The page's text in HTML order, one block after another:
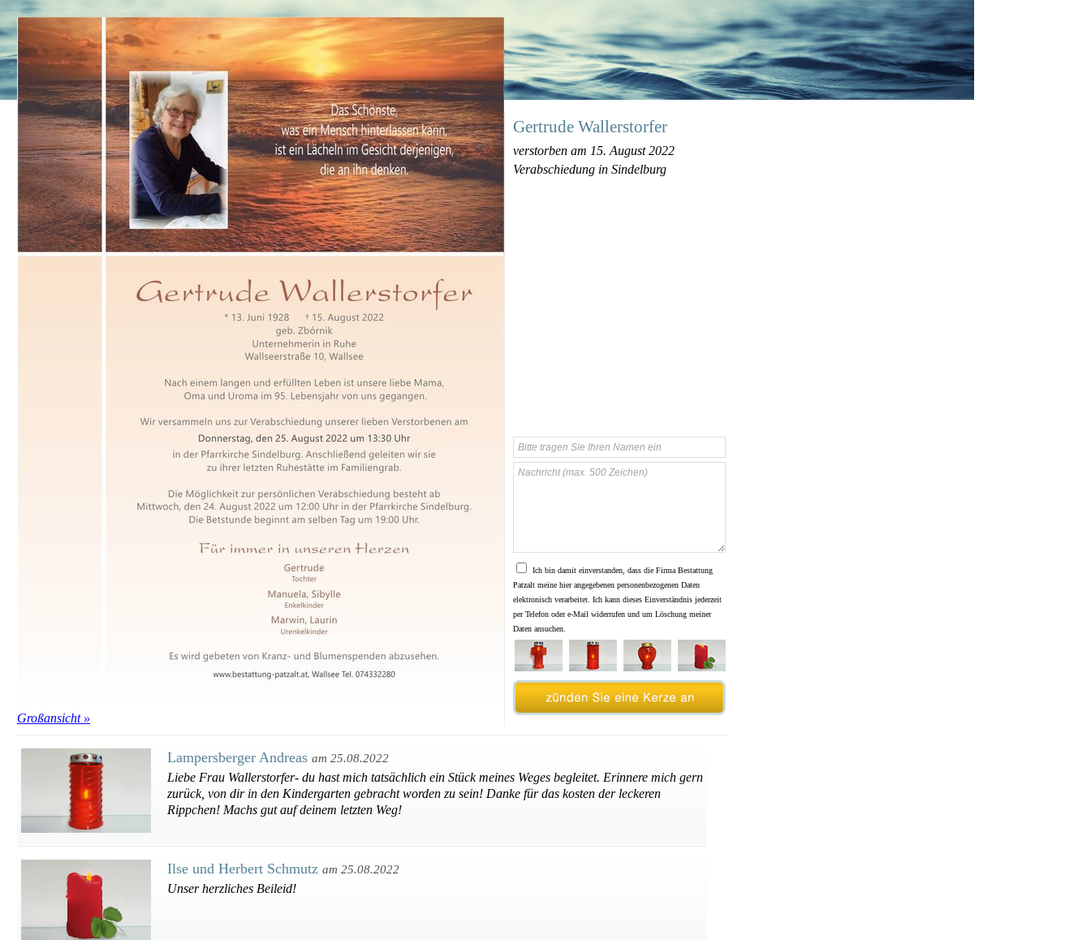
Großansicht »
Gertrude Wallerstorfer
verstorben am 15. August 2022
Verabschiedung in Sindelburg
Ich bin damit einverstanden, dass die Firma Bestattung
Patzalt meine hier angegebenen personenbezogenen Daten
elektronisch verarbeitet. Ich kann dieses Einverständnis jederzeit
per Telefon oder e-Mail widerrufen und um Löschung meiner
Daten ansuchen.
Lampersberger Andreas am 25.08.2022
Liebe Frau Wallerstorfer- du hast mich tatsächlich ein Stück meines Weges begleitet. Erinnere mich gern
zurück, von dir in den Kindergarten gebracht worden zu sein! Danke für das kosten der leckeren
Rippchen! Machs gut auf deinem letzten Weg!
Ilse und Herbert Schmutz am 25.08.2022
Unser herzliches Beileid!